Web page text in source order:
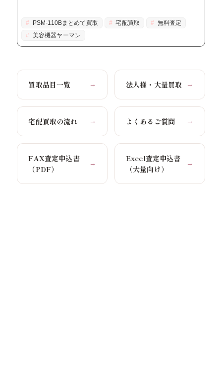
PSM-110Bまとめて買取 宅配買取
無料査定
美容機器ヤーマン
買取品目一覧 → 法人様・大量買取 →
宅配買取の流れ → よくあるご質問 →
FAX査定申込書
（PDF）
→
Excel査定申込書
（大量向け）
→